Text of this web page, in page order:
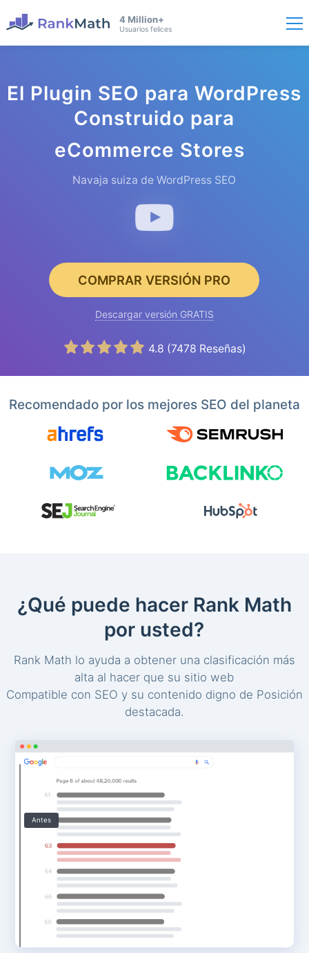
4 Million+
Usuarios felices
El Plugin SEO para WordPress
Construido para
eCommerce Stores
Navaja suiza de WordPress SEO
COMPRAR VERSIÓN PRO
Descargar versión GRATIS
4.8 (7478 Reseñas)
Recomendado por los mejores SEO del planeta
¿Qué puede hacer Rank Math
por usted?
Rank Math lo ayuda a obtener una clasificación más
alta al hacer que su sitio web
Compatible con SEO y su contenido digno de Posición
destacada.
Antes